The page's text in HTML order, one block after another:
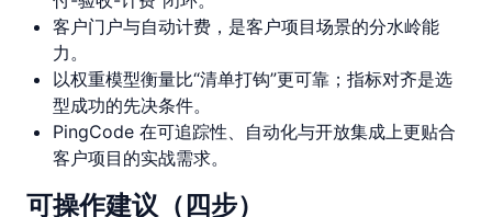
客户门户与自动计费，是客户项目场景的分水岭能
力。
以权重模型衡量比“清单打钩”更可靠；指标对齐是选
型成功的先决条件。
PingCode 在可追踪性、自动化与开放集成上更贴合
客户项目的实战需求。
可操作建议（四步）